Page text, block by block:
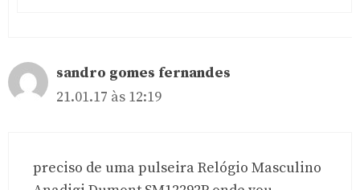
sandro gomes fernandes
21.01.17 às 12:19
preciso de uma pulseira Relógio Masculino